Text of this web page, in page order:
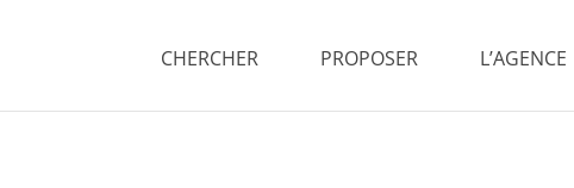
CHERCHER PROPOSER L’AGENCE